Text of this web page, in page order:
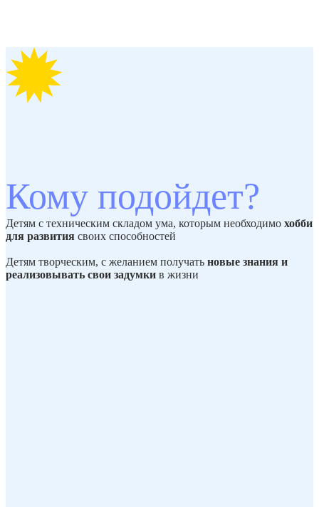
Кому подойдет?
Детям с техническим складом ума, которым необходимо хобби
для развития своих способностей
Детям творческим, с желанием получать новые знания и
реализовывать свои задумки в жизни